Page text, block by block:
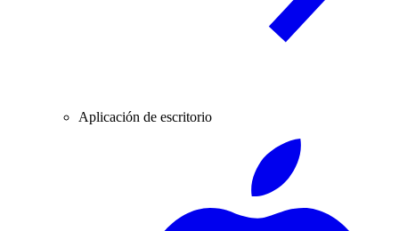
Aplicación de escritorio